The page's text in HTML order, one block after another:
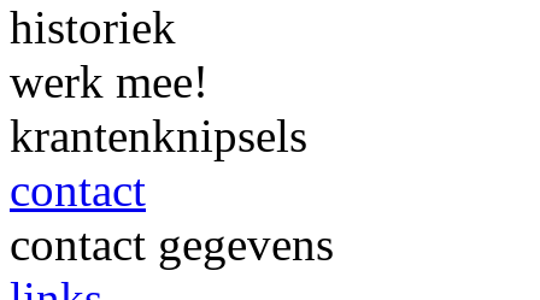
historiek
werk mee!
krantenknipsels
contact
contact gegevens